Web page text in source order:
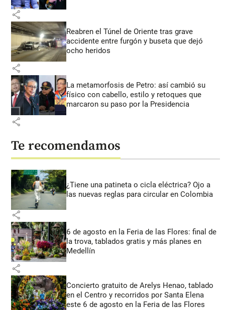
share
Reabren el Túnel de Oriente tras grave
accidente entre furgón y buseta que dejó
ocho heridos
share
La metamorfosis de Petro: así cambió su
físico con cabello, estilo y retoques que
marcaron su paso por la Presidencia
share
Te recomendamos
¿Tiene una patineta o cicla eléctrica? Ojo a
las nuevas reglas para circular en Colombia
share
6 de agosto en la Feria de las Flores: final de
la trova, tablados gratis y más planes en
Medellín
share
Concierto gratuito de Arelys Henao, tablado
en el Centro y recorridos por Santa Elena
este 6 de agosto en la Feria de las Flores